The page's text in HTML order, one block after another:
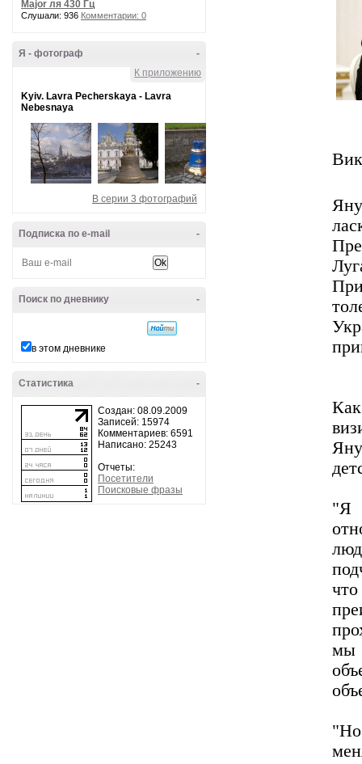
Major ля 430 Гц
Слушали: 936 Комментарии: 0
-
Я - фотограф
К приложению
Kyiv. Lavra Pecherskaya - Lavra
Nebesnaya
В серии 3 фотографий
-
Подписка по e-mail
-
Поиск по дневнику
в этом дневнике
-
Статистика
Создан: 08.09.2009
Записей: 15974
Комментариев: 6591
Написано: 25243
Отчеты:
Посетители
Поисковые фразы
"Я
мы